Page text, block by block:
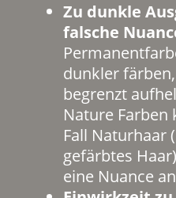
Zu dunkle
falsche
dunkler
begrenzt
Nature Farben
Fall Naturhaar
gefärbtes
eine Nuance